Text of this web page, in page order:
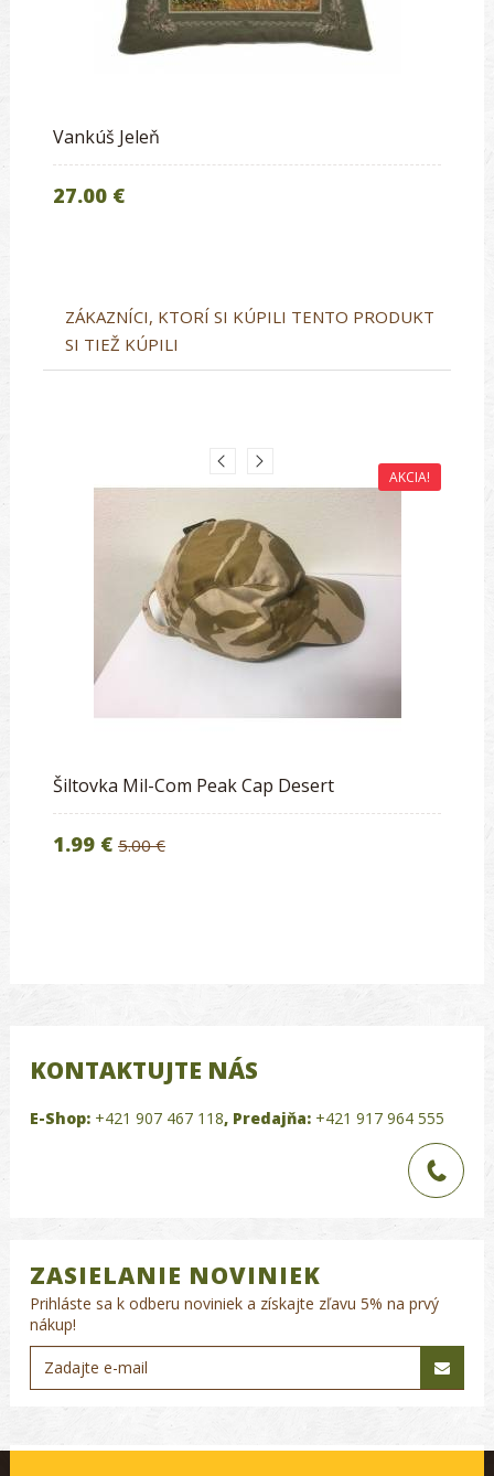
Vankúš Jeleň
27.00 €
ZÁKAZNÍCI, KTORÍ SI KÚPILI TENTO PRODUKT
SI TIEŽ KÚPILI
AKCIA!
Šiltovka Mil-Com Peak Cap Desert
1.99 € 5.00 €
KONTAKTUJTE NÁS
E-Shop: +421 907 467 118, Predajňa: +421 917 964 555
ZASIELANIE NOVINIEK
Prihláste sa k odberu noviniek a získajte zľavu 5% na prvý
nákup!